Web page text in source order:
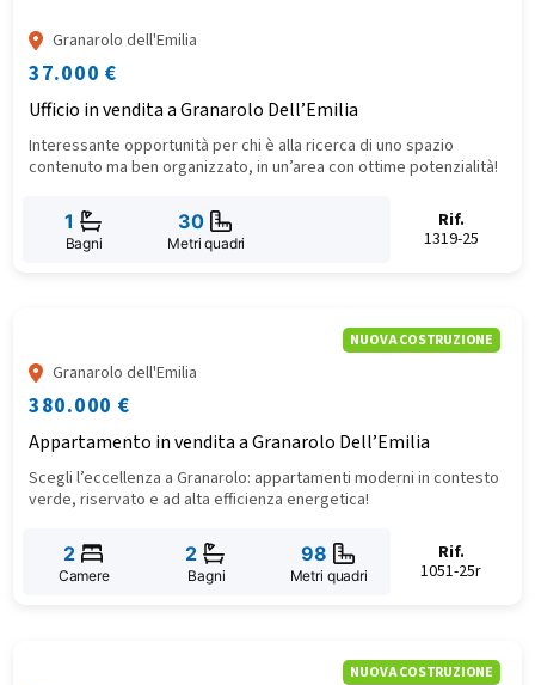
Granarolo dell'Emilia
37.000 €
Ufficio in vendita a Granarolo Dell’Emilia
Interessante opportunità per chi è alla ricerca di uno spazio
contenuto ma ben organizzato, in un’area con ottime potenzialità!
1
Bagni
30
Metri quadri
Rif.
1319-25
NUOVA COSTRUZIONE
Granarolo dell'Emilia
380.000 €
Appartamento in vendita a Granarolo Dell’Emilia
Scegli l’eccellenza a Granarolo: appartamenti moderni in contesto
verde, riservato e ad alta efficienza energetica!
2
Camere
2
Bagni
98
Metri quadri
Rif.
1051-25r
NUOVA COSTRUZIONE